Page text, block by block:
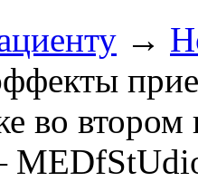
→
во втором